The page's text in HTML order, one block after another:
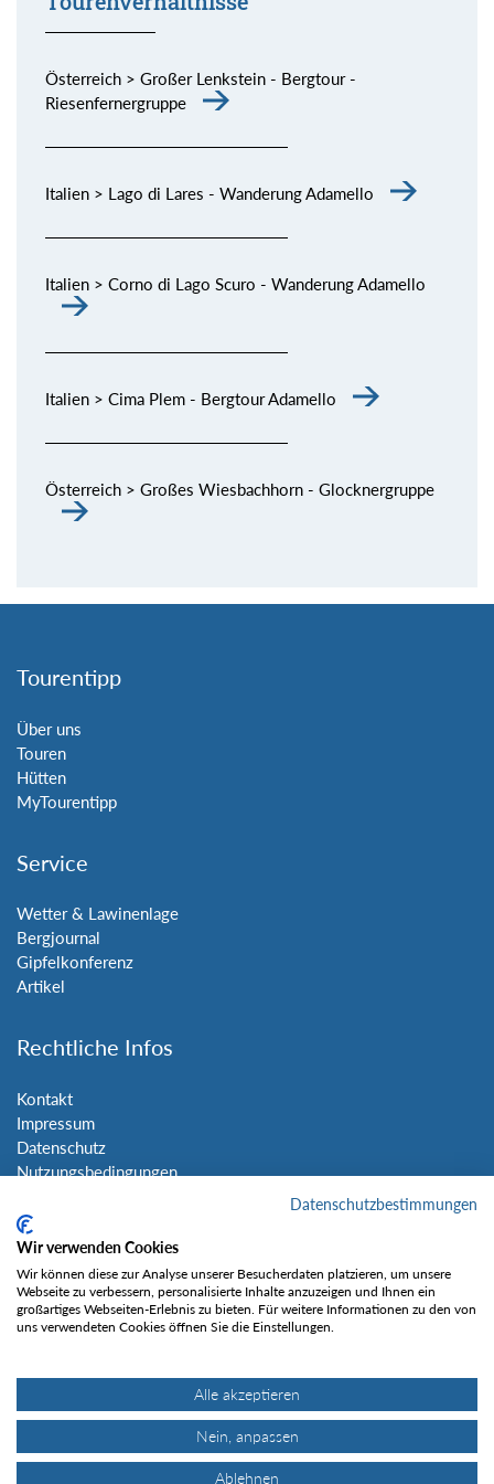
Österreich > Großer Lenkstein - Bergtour -
Riesenfernergruppe
Italien > Lago di Lares - Wanderung Adamello
Italien > Corno di Lago Scuro - Wanderung Adamello
Italien > Cima Plem - Bergtour Adamello
Österreich > Großes Wiesbachhorn - Glocknergruppe
Tourentipp
Über uns
Touren
Hütten
MyTourentipp
Service
Wetter & Lawinenlage
Bergjournal
Gipfelkonferenz
Artikel
Rechtliche Infos
Kontakt
Impressum
Datenschutz
Nutzungsbedingungen
Social Media
Gefällt mir
Datenschutzbestimmungen
Wir verwenden Cookies
Wir können diese zur Analyse unserer Besucherdaten platzieren, um unsere
Webseite zu verbessern, personalisierte Inhalte anzuzeigen und Ihnen ein
großartiges Webseiten-Erlebnis zu bieten. Für weitere Informationen zu den von
uns verwendeten Cookies öffnen Sie die Einstellungen.
Alle akzeptieren
Nein, anpassen
Ablehnen